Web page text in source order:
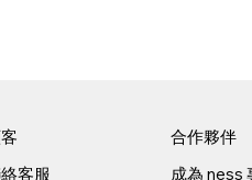
客服
合作夥伴
成為 ness